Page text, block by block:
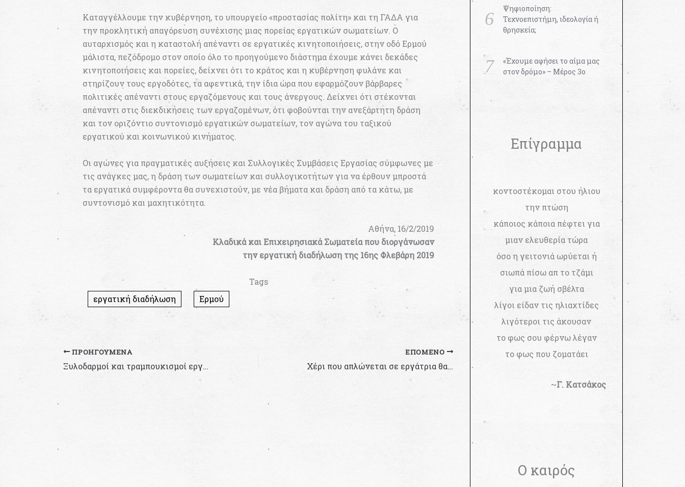
Καταγγέλλουμε την κυβέρνηση, το υπουργείο «προστασίας πολίτη» και τη ΓΑΔΑ για
την προκλητική απαγόρευση συνέχισης μιας πορείας εργατικών σωματείων. Ο
αυταρχισμός και η καταστολή απέναντι σε εργατικές κινητοποιήσεις, στην οδό Ερμού
μάλιστα, πεζόδρομο στον οποίο όλο το προηγούμενο διάστημα έχουμε κάνει δεκάδες
κινητοποιήσεις και πορείες, δείχνει ότι το κράτος και η κυβέρνηση φυλάνε και
στηρίζουν τους εργοδότες, τα αφεντικά, την ίδια ώρα που εφαρμόζουν βάρβαρες
πολιτικές απέναντι στους εργαζόμενους και τους άνεργους. Δείχνει ότι στέκονται
απέναντι στις διεκδικήσεις των εργαζομένων, ότι φοβούνται την ανεξάρτητη δράση
και τον οριζόντιο συντονισμό εργατικών σωματείων, τον αγώνα του ταξικού
εργατικού και κοινωνικού κινήματος.
Οι αγώνες για πραγματικές αυξήσεις και Συλλογικές Συμβάσεις Εργασίας σύμφωνες με
τις ανάγκες μας, η δράση των σωματείων και συλλογικοτήτων για να έρθουν μπροστά
τα εργατικά συμφέροντα θα συνεχιστούν, με νέα βήματα και δράση από τα κάτω, με
συντονισμό και μαχητικότητα.
Αθήνα, 16/2/2019
Κλαδικά και Επιχειρησιακά Σωματεία που διοργάνωσαν
την εργατική διαδήλωση της 16ης Φλεβάρη 2019
Tags
εργατική διαδήλωση
Ερμού
ΠΡΟΗΓΟΎΜΕΝΑ
Ξυλοδαρμοί και τραμπουκισμοί εργαζόμενων
ΕΠΌΜΕΝΟ
Χέρι που απλώνεται σε εργάτρια θα κόβεται
Ψηφιοποίηση:
Τεχνοεπιστήμη, ιδεολογία ή
θρησκεία;
«Έχουμε αφήσει το αίμα μας
στον δρόμο» – Μέρος 3ο
Επίγραμμα
κοντοστέκομαι στου ήλιου
την πτώση
κάποιος κάποια πέφτει για
μιαν ελευθερία τώρα
όσο η γειτονιά ωρύεται ή
σιωπά πίσω απ το τζάμι
για μια ζωή σβέλτα
λίγοι είδαν τις ηλιαχτίδες
λιγότεροι τις άκουσαν
το φως σου φέρνω λέγαν
το φως που ζοματάει
~Γ. Κατσάκος
Ο καιρός